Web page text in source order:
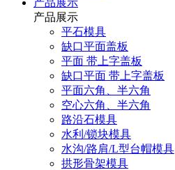
产品展示
平石模具
缺口平面盖板
平面 带上字盖板
缺口平面 带上字盖板
平面六角、半六角
空心六角、半六角
路沿石模具
水利/锁块模具
水沟/路肩/L型台帽模具
拱形骨架模具